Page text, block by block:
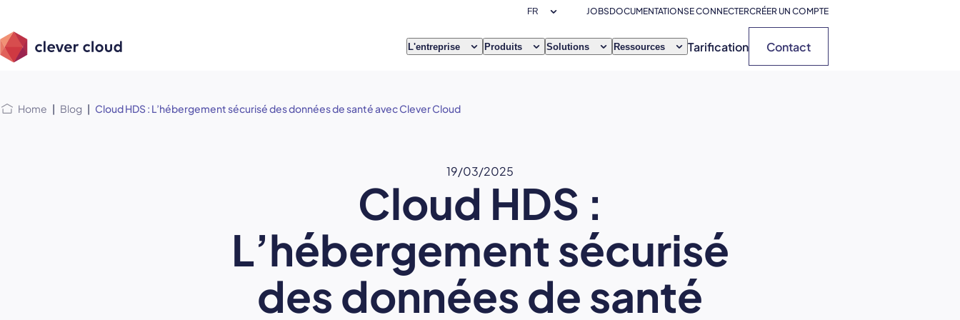
menu
JOBSDOCUMENTATIONSE CONNECTERCRÉER UN COMPTE
L'entreprise Produits Solutions Ressources Tarification Contact
Home | Blog | Cloud HDS : L’hébergement sécurisé des données de santé avec Clever Cloud
19/03/2025
Cloud HDS :
L’hébergement sécurisé
des données de santé